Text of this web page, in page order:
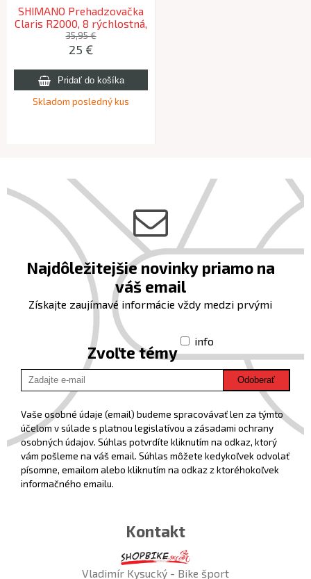
SHIMANO Prehadzovačka
Claris R2000, 8 rýchlostná,
GS-Dlhé ramienko
35,95 €
25 €
Skladom posledný kus
Najdôležitejšie novinky priamo na
váš email
Získajte zaujímavé informácie vždy medzi prvými
Zvoľte témy
info
Odoberať
Vaše osobné údaje (email) budeme spracovávať len za týmto
účelom v súlade s platnou legislatívou a zásadami ochrany
osobných údajov. Súhlas potvrdíte kliknutím na odkaz, ktorý
vám pošleme na váš email. Súhlas môžete kedykoľvek odvolať
písomne, emailom alebo kliknutím na odkaz z ktoréhokoľvek
informačného emailu.
Kontakt
Vladimír Kysucký - Bike šport